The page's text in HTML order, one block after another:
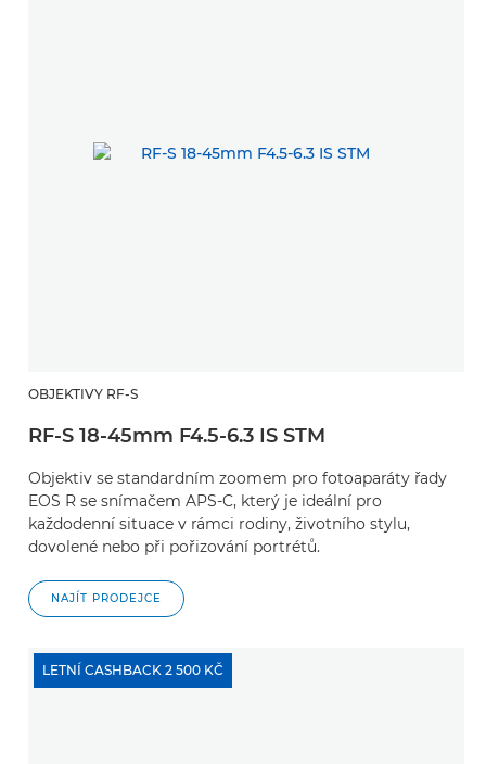
OBJEKTIVY RF-S
RF-S 18-45mm F4.5-6.3 IS STM
Objektiv se standardním zoomem pro fotoaparáty řady
EOS R se snímačem APS-C, který je ideální pro
každodenní situace v rámci rodiny, životního stylu,
dovolené nebo při pořizování portrétů.
NAJÍT PRODEJCE
LETNÍ CASHBACK 2 500 KČ